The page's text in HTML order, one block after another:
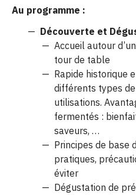
Au programme :
Découverte et
Accueil autour
tour de table
Rapide historique
différents types
utilisations.
fermentés :
saveurs, …
Principes de base
pratiques,
éviter
Dégustation de